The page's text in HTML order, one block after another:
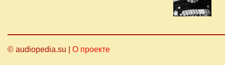
© audiopedia.su | О проекте